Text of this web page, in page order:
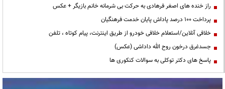
راز خنده های اصغر فرهادی به حرکت بی شرمانه خانم بازیگر + عکس
پرداخت ۱۰۰ درصد پاداش پایان خدمت فرهنگیان
خلافی آنلاین/استعلام خلافی خودرو از طریق اینترنت، پیام کوتاه ، تلفن
جسدغرق درخون روح الله داداشی (عکس)
پاسخ های دکتر توکلی به سوالات کنکوری ها